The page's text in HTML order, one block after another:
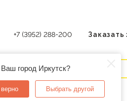
Ваш город Иркутск?
Выбрать другой
+7 (3952) 288-200 Заказать